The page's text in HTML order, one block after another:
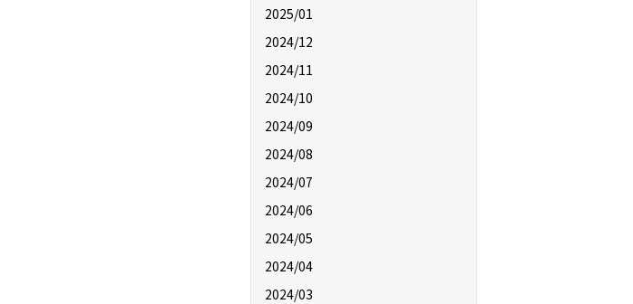
2025/01
2024/12
2024/11
2024/10
2024/09
2024/08
2024/07
2024/06
2024/05
2024/04
2024/03